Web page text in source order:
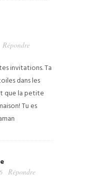
Répondre
invitations. Ta
dans les
que la petite
Tu es
Répondre